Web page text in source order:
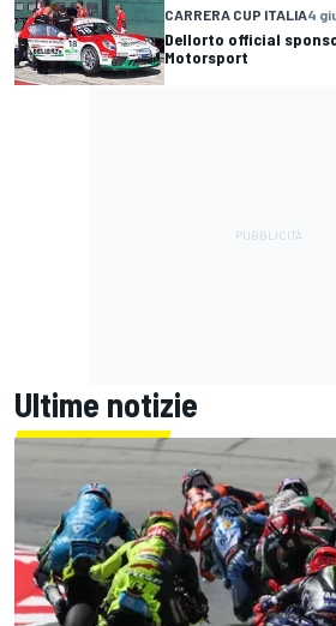
CARRERA CUP ITALIA4
Dellorto official
Motorsport
Ultime notizie